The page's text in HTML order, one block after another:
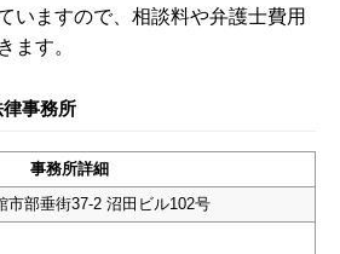
いますので、相談料や弁護士費用
ます。
事務所
事務所詳細
市部垂街37-2 沼田ビル102号